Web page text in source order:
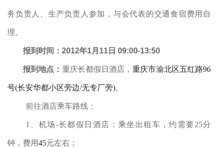
务负责人、生产负责人参加，与会代表的交通食宿费用自
理。
报到时间：2012年1月 11 日 09:00-13:50
报到地点： 重庆长都假日酒店，重庆市渝北区五红路96
号(长安华都小区旁边/无专厂旁)。
前往酒店乘车路线：
1 、机场-长都假日酒店：乘坐出租车，约需要25分
钟，费用45元左右；